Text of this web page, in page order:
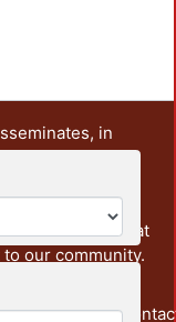
in
and research
includes some
from the
institutions that
our community.